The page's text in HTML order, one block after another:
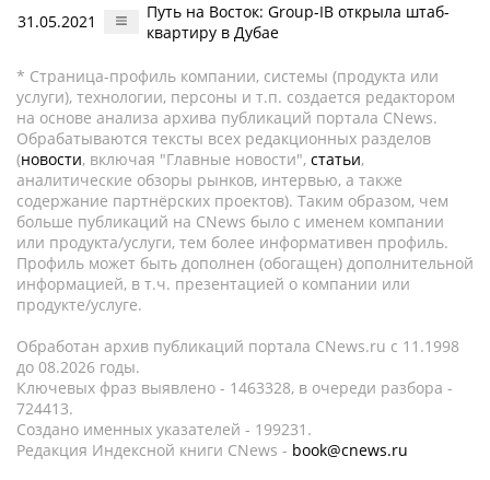
31.05.2021
Путь на Восток: Group-IB открыла штаб-
квартиру в Дубае
* Страница-профиль компании, системы (продукта или
услуги), технологии, персоны и т.п. создается редактором
на основе анализа архива публикаций портала CNews.
Обрабатываются тексты всех редакционных разделов
(новости, включая "Главные новости", статьи,
аналитические обзоры рынков, интервью, а также
содержание партнёрских проектов). Таким образом, чем
больше публикаций на CNews было с именем компании
или продукта/услуги, тем более информативен профиль.
Профиль может быть дополнен (обогащен) дополнительной
информацией, в т.ч. презентацией о компании или
продукте/услуге.
Обработан архив публикаций портала CNews.ru c 11.1998
до 08.2026 годы.
Ключевых фраз выявлено - 1463328, в очереди разбора -
724413.
Создано именных указателей - 199231.
Редакция Индексной книги CNews - book@cnews.ru